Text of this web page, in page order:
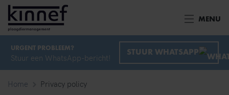
Ga naar inhoud
MENU
URGENT PROBLEEM?
Stuur een WhatsApp-bericht! STUUR WHATSAPP
Home Privacy policy